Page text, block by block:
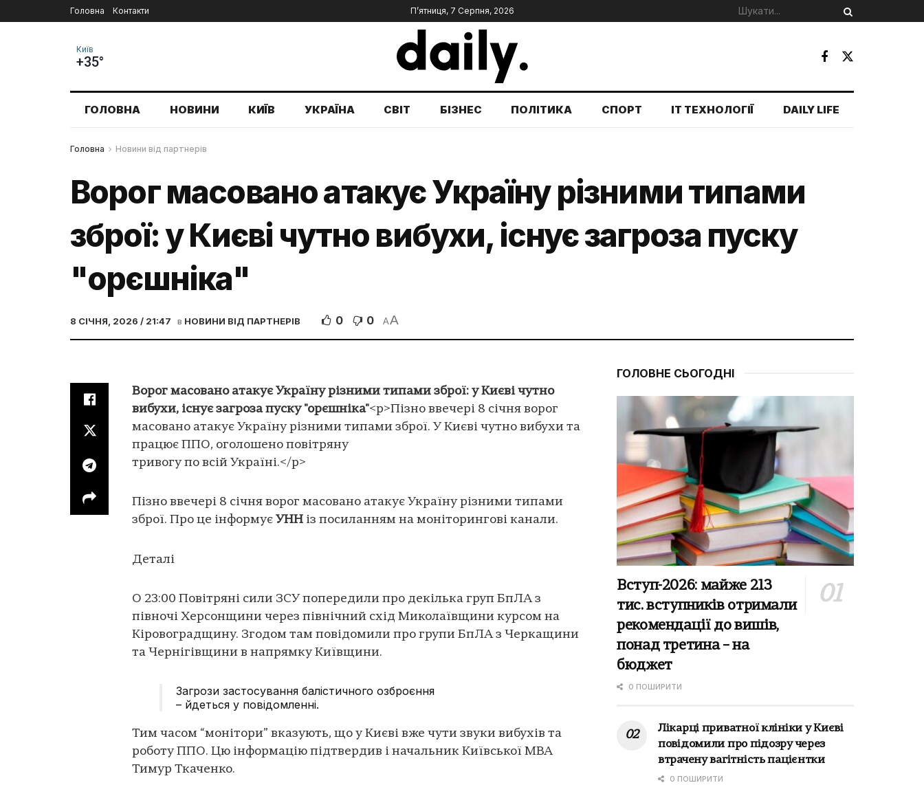
Головна Контакти П’ятниця, 7 Серпня, 2026
Київ
+35°
ГОЛОВНА НОВИНИ КИЇВ УКРАЇНА СВІТ БІЗНЕС ПОЛІТИКА СПОРТ IT ТЕХНОЛОГІЇ DAILY LIFE
Головна Новини від партнерів
Ворог масовано атакує Україну різними типами
зброї: у Києві чутно вибухи, існує загроза пуску
"орєшніка"
8 СІЧНЯ, 2026 / 21:47 в НОВИНИ ВІД ПАРТНЕРІВ 0 0 AA
Ворог масовано атакує Україну різними типами зброї: у Києві чутно
вибухи, існує загроза пуску "орєшніка"<p>Пізно ввечері 8 січня ворог
масовано атакує Україну різними типами зброї. У Києві чутно вибухи та
працює ППО, оголошено повітряну
тривогу по всій Україні.</p>
Пізно ввечері 8 січня ворог масовано атакує Україну різними типами
зброї. Про це інформує УНН із посиланням на моніторингові канали.
Деталі
О 23:00 Повітряні сили ЗСУ попередили про декілька груп БпЛА з
півночі Херсонщини через північний схід Миколаївщини курсом на
Кіровоградщину. Згодом там повідомили про групи БпЛА з Черкащини
та Чернігівщини в напрямку Київщини.
Загрози застосування балістичного озброєння
– йдеться у повідомленні.
Тим часом “монітори” вказують, що у Києві вже чути звуки вибухів та
роботу ППО. Цю інформацію підтвердив і начальник Київської МВА
Тимур Ткаченко.
ГОЛОВНЕ СЬОГОДНІ
Вступ-2026: майже 213
тис. вступників отримали
рекомендації до вишів,
понад третина – на
бюджет
0 ПОШИРИТИ
Лікарці приватної клініки у Києві
повідомили про підозру через
втрачену вагітність пацієнтки
0 ПОШИРИТИ